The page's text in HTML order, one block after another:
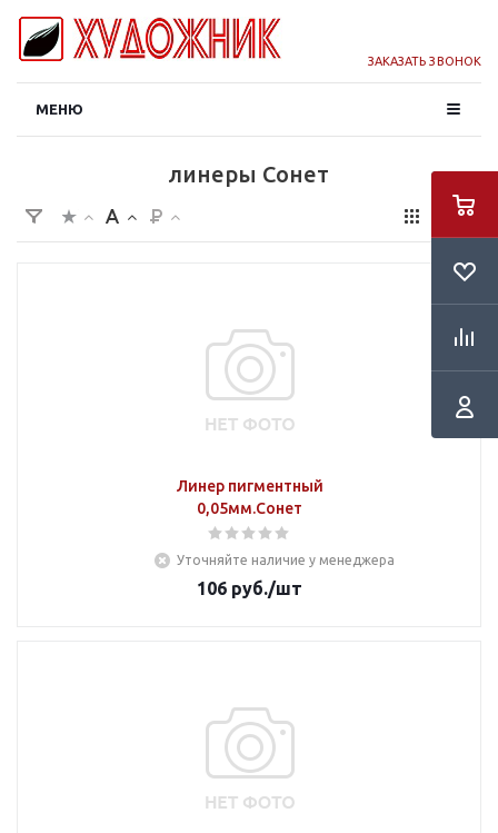
ЗАКАЗАТЬ ЗВОНОК
МЕНЮ
линеры Сонет
Линер пигментный
0,05мм.Сонет
Уточняйте наличие у менеджера
106 руб./шт